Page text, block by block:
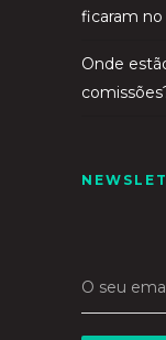
ficaram no
Onde
O seu